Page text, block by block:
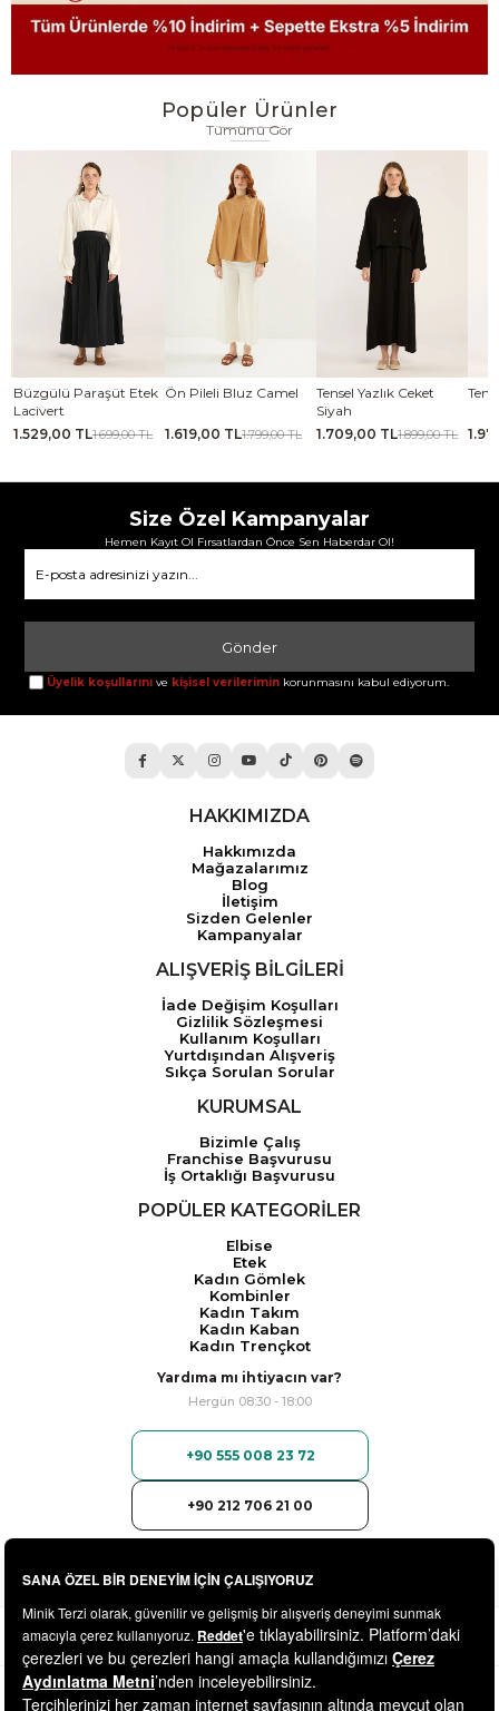
Popüler Ürünler
Tümünü Gör
Büzgülü Paraşüt Etek
Lacivert
1.529,00 TL1.699,00 TL
Ön Pileli Bluz Camel
1.619,00 TL1.799,00 TL
Tensel Yazlık Ceket
Siyah
1.709,00 TL1.899,00 TL
Size Özel Kampanyalar
Hemen Kayıt Ol Fırsatlardan Önce Sen Haberdar Ol!
Gönder
Üyelik koşullarını ve kişisel verilerimin korunmasını kabul ediyorum.
HAKKIMIZDA
Hakkımızda
Mağazalarımız
Blog
İletişim
Sizden Gelenler
Kampanyalar
ALIŞVERİŞ BİLGİLERİ
İade Değişim Koşulları
Gizlilik Sözleşmesi
Kullanım Koşulları
Yurtdışından Alışveriş
Sıkça Sorulan Sorular
KURUMSAL
Bizimle Çalış
Franchise Başvurusu
İş Ortaklığı Başvurusu
POPÜLER KATEGORİLER
Elbise
Etek
Kadın Gömlek
Kombinler
Kadın Takım
Kadın Kaban
Kadın Trençkot
Yardıma mı ihtiyacın var?
Hergün 08:30 - 18:00
+90 555 008 23 72
+90 212 706 21 00
© 2025minikterzi.com - Tüm Hakları Saklıdır.